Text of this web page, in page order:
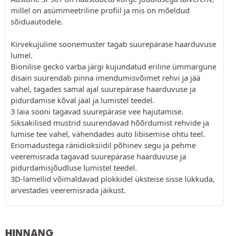
millel on asümmeetriline profiil ja mis on mõeldud
sõiduautodele.
Kirvekujuline soonemuster tagab suurepärase haarduvuse
lumel.
Bionilise gecko varba järgi kujundatud eriline ümmargune
disain suurendab pinna imendumisvõimet rehvi ja jää
vahel, tagades samal ajal suurepärase haarduvuse ja
pidurdamise kõval jääl ja lumistel teedel.
3 laia sooni tagavad suurepärase vee hajutamise.
Siksakilised mustrid suurendavad hõõrdumist rehvide ja
lumise tee vahel, vähendades auto libisemise ohtu teel.
Eriomadustega ränidioksiidil põhinev segu ja pehme
veeremisrada tagavad suurepärase haarduvuse ja
pidurdamisjõudluse lumistel teedel.
3D-lamellid võimaldavad plokkidel üksteise sisse lükkuda,
arvestades veeremisrada jäikust.
HINNANG